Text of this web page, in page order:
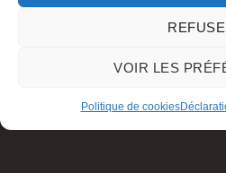
VOIR LES
Politique de cookies